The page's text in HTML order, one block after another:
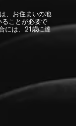
、お住まいの地
ことが必要で
には、21歳に達